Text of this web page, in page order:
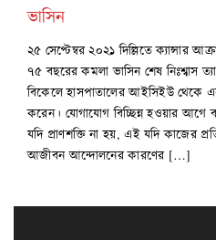
ভাসিন
২৫ সেপ্টেম্বর ২০২১ দিল্লিতে ক্যান্সার
৭৫ বছরের কমলা ভাসিন শেষ নিঃশ্বাস
বিকেলে হাসপাতালের আইসিইউ থেকে
করেন। যোগাযোগ বিচ্ছিন্ন হওয়ার
যদি প্রাণশক্তি না হয়, এই যদি কাজের
আজীবন আন্দোলনের কারণের […]